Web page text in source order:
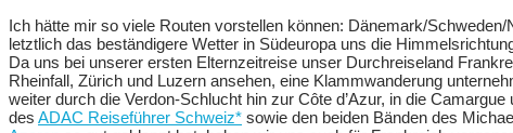
Ich hätte mir so viele Routen vorstellen können: Dänemark/
letztlich das beständigere Wetter in Südeuropa uns die
Da uns bei unserer ersten Elternzeitreise unser Durchreiseland
Rheinfall, Zürich und Luzern ansehen, eine Klammwanderung
weiter durch die Verdon-Schlucht hin zur Côte d’Azur, in die
des ADAC Reiseführer Schweiz* sowie den beiden Bänden des